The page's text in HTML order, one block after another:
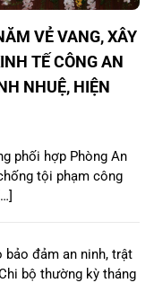
VẺ VANG, XÂY
TẾ CÔNG AN
NHUỆ, HIỆN
phối hợp Phòng An
tội phạm công
bảo đảm an ninh, trật
bộ thường kỳ tháng